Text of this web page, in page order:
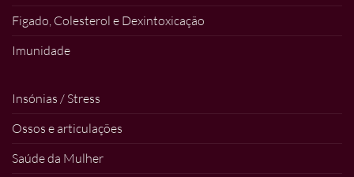
Figado, Colesterol e Dexintoxicação
Imunidade
Insónias / Stress
Ossos e articulações
Saúde da Mulher